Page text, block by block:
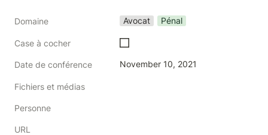
Domaine Avocat Pénal
Case à cocher
Date de conférence November 10, 2021
Fichiers et médias
Personne
URL